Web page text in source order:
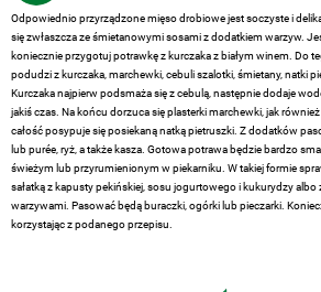
Odpowiednio przyrządzone mięso drobiowe jest soczyste i
się zwłaszcza ze śmietanowymi sosami z dodatkiem warzyw.
koniecznie przygotuj potrawkę z kurczaka z białym winem. Do
podudzi z kurczaka, marchewki, cebuli szalotki, śmietany, natki
Kurczaka najpierw podsmaża się z cebulą, następnie dodaje
jakiś czas. Na końcu dorzuca się plasterki marchewki, jak
całość posypuje się posiekaną natką pietruszki. Z dodatków
lub purée, ryż, a także kasza. Gotowa potrawa będzie bardzo
świeżym lub przyrumienionym w piekarniku. W takiej formie
sałatką z kapusty pekińskiej, sosu jogurtowego i kukurydzy
warzywami. Pasować będą buraczki, ogórki lub pieczarki.
korzystając z podanego przepisu.